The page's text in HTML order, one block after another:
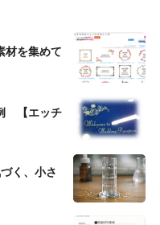
を集めて
【エッチ
く、小さ